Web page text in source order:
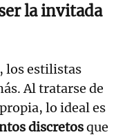
la invitada
los estilistas
Al tratarse de
lo ideal es
discretosque